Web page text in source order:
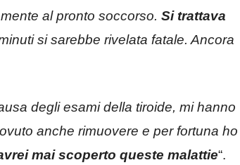
al pronto soccorso. Si trattava
si sarebbe rivelata fatale. Ancora
degli esami della tiroide, mi hanno
anche rimuovere e per fortuna ho
mai scoperto queste malattie“.